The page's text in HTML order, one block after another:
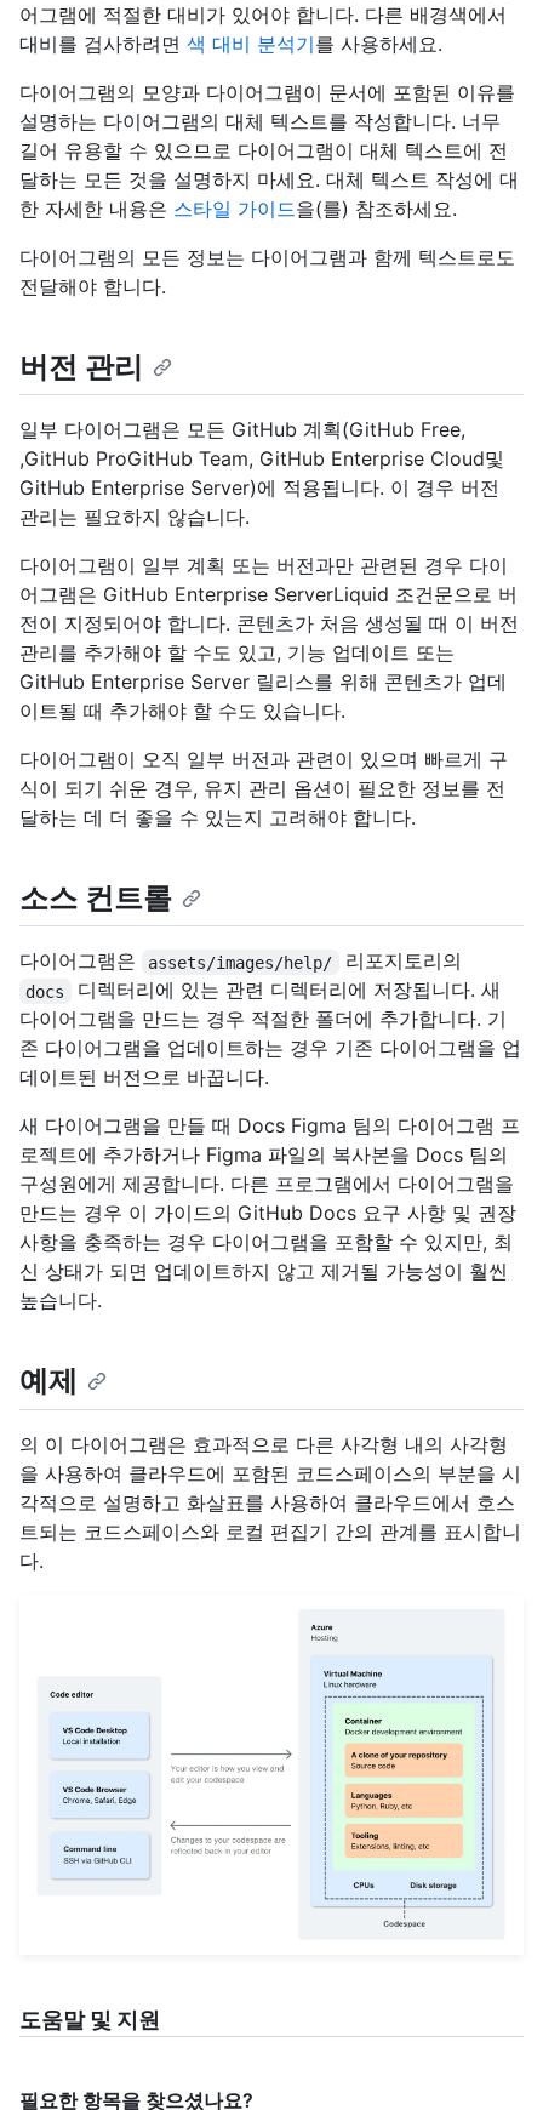
어그램에 적절한 대비가 있어야 합니다. 다른 배경색에서
대비를 검사하려면 색 대비 분석기를 사용하세요.
다이어그램의 모양과 다이어그램이 문서에 포함된 이유를
설명하는 다이어그램의 대체 텍스트를 작성합니다. 너무
길어 유용할 수 있으므로 다이어그램이 대체 텍스트에 전
달하는 모든 것을 설명하지 마세요. 대체 텍스트 작성에 대
한 자세한 내용은 스타일 가이드을(를) 참조하세요.
다이어그램의 모든 정보는 다이어그램과 함께 텍스트로도
전달해야 합니다.
버전 관리
일부 다이어그램은 모든 GitHub 계획(GitHub Free,
,GitHub ProGitHub Team, GitHub Enterprise Cloud및
GitHub Enterprise Server)에 적용됩니다. 이 경우 버전
관리는 필요하지 않습니다.
다이어그램이 일부 계획 또는 버전과만 관련된 경우 다이
어그램은 GitHub Enterprise ServerLiquid 조건문으로 버
전이 지정되어야 합니다. 콘텐츠가 처음 생성될 때 이 버전
관리를 추가해야 할 수도 있고, 기능 업데이트 또는
GitHub Enterprise Server 릴리스를 위해 콘텐츠가 업데
이트될 때 추가해야 할 수도 있습니다.
다이어그램이 오직 일부 버전과 관련이 있으며 빠르게 구
식이 되기 쉬운 경우, 유지 관리 옵션이 필요한 정보를 전
달하는 데 더 좋을 수 있는지 고려해야 합니다.
소스 컨트롤
다이어그램은 assets/images/help/ 리포지토리의
docs
디렉터리에 있는 관련 디렉터리에 저장됩니다. 새
다이어그램을 만드는 경우 적절한 폴더에 추가합니다. 기
존 다이어그램을 업데이트하는 경우 기존 다이어그램을 업
데이트된 버전으로 바꿉니다.
새 다이어그램을 만들 때 Docs Figma 팀의 다이어그램 프
로젝트에 추가하거나 Figma 파일의 복사본을 Docs 팀의
구성원에게 제공합니다. 다른 프로그램에서 다이어그램을
만드는 경우 이 가이드의 GitHub Docs 요구 사항 및 권장
사항을 충족하는 경우 다이어그램을 포함할 수 있지만, 최
신 상태가 되면 업데이트하지 않고 제거될 가능성이 훨씬
높습니다.
예제
의 이 다이어그램은 효과적으로 다른 사각형 내의 사각형
을 사용하여 클라우드에 포함된 코드스페이스의 부분을 시
각적으로 설명하고 화살표를 사용하여 클라우드에서 호스
트되는 코드스페이스와 로컬 편집기 간의 관계를 표시합니
다.
도움말 및 지원
필요한 항목을 찾으셨나요?